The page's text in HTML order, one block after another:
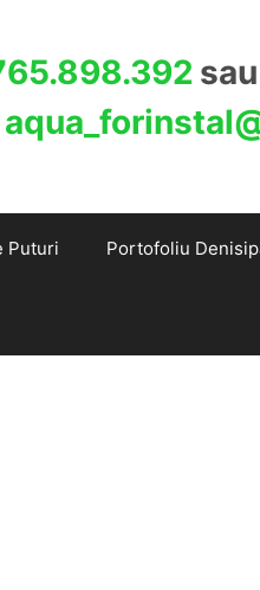
sau
Puturi Portofoliu